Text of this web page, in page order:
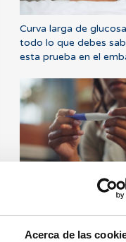
Acerca de las
Curva larga de
todo lo que debes
esta prueba en el
¿Qué hacer si hay
menstrual con un test